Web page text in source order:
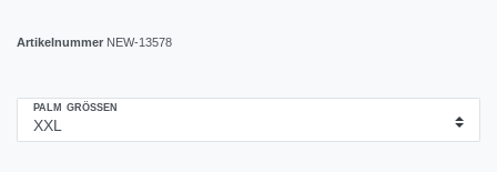
Artikelnummer NEW-13578
PALM GRÖSSEN